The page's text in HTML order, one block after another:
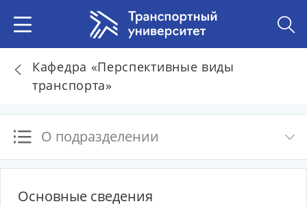
Кафедра «Перспективные виды
транспорта»
О подразделении
Основные сведения